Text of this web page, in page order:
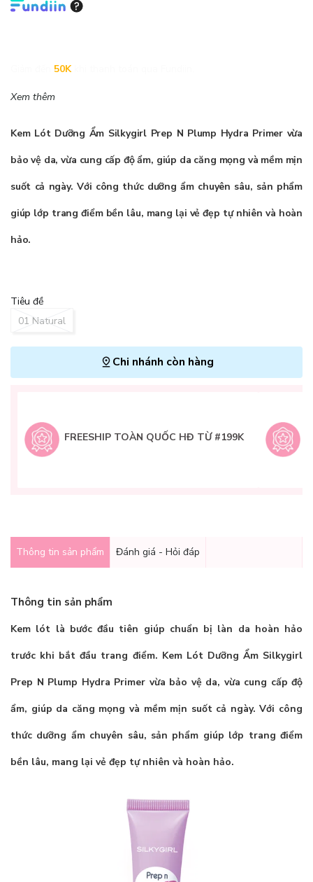
50K
Xem thêm
Kem Lót Dưỡng Ẩm Silkygirl Prep N Plump Hydra Primer vừa
bảo vệ da, vừa cung cấp độ ẩm, giúp da căng mọng và mềm mịn
suốt cả ngày. Với công thức dưỡng ẩm chuyên sâu, sản phẩm
giúp lớp trang điểm bền lâu, mang lại vẻ đẹp tự nhiên và hoàn
hảo.
Tiêu đề
01 Natural
Chi nhánh còn hàng
FREESHIP TOÀN QUỐC HĐ TỪ #199K
Thông tin sản phẩm Đánh giá - Hỏi đáp
Thông tin sản phẩm
Kem lót là bước đầu tiên giúp chuẩn bị làn da hoàn hảo
trước khi bắt đầu trang điểm. Kem Lót Dưỡng Ẩm Silkygirl
Prep N Plump Hydra Primer vừa bảo vệ da, vừa cung cấp độ
ẩm, giúp da căng mọng và mềm mịn suốt cả ngày. Với công
thức dưỡng ẩm chuyên sâu, sản phẩm giúp lớp trang điểm
bền lâu, mang lại vẻ đẹp tự nhiên và hoàn hảo.